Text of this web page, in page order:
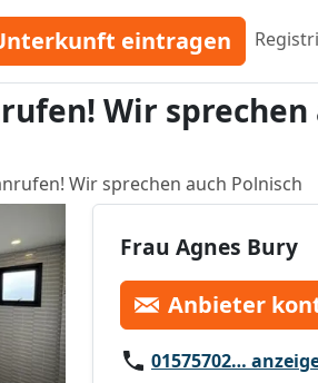
eintragen
Wir sprechen
Wir sprechen auch Polnisch
Frau Agnes Bury
Anbieter
01575702…